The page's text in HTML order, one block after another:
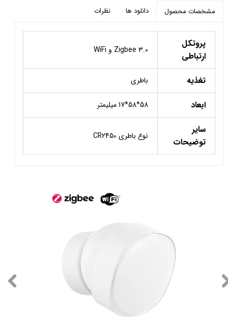
مشخصات محصول دانلود ها نظرات
پروتکل
ارتباطی
Zigbee 3.0 و WiFi
تغذیه باطری
ابعاد 58*58*17 میلیمتر
سایر
توضیحات
نوع باطری CR2450